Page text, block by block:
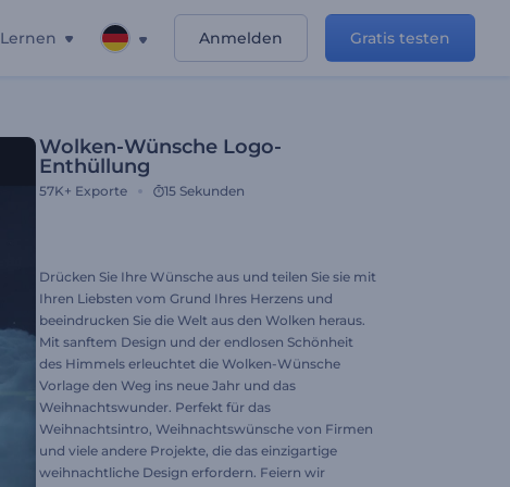
Lernen Anmelden Gratis testen
Wolken-Wünsche Logo-
Enthüllung
57K+ Exporte 15 Sekunden
Drücken Sie Ihre Wünsche aus und teilen Sie sie mit
Ihren Liebsten vom Grund Ihres Herzens und
beeindrucken Sie die Welt aus den Wolken heraus.
Mit sanftem Design und der endlosen Schönheit
des Himmels erleuchtet die Wolken-Wünsche
Vorlage den Weg ins neue Jahr und das
Weihnachtswunder. Perfekt für das
Weihnachtsintro, Weihnachtswünsche von Firmen
und viele andere Projekte, die das einzigartige
weihnachtliche Design erfordern. Feiern wir